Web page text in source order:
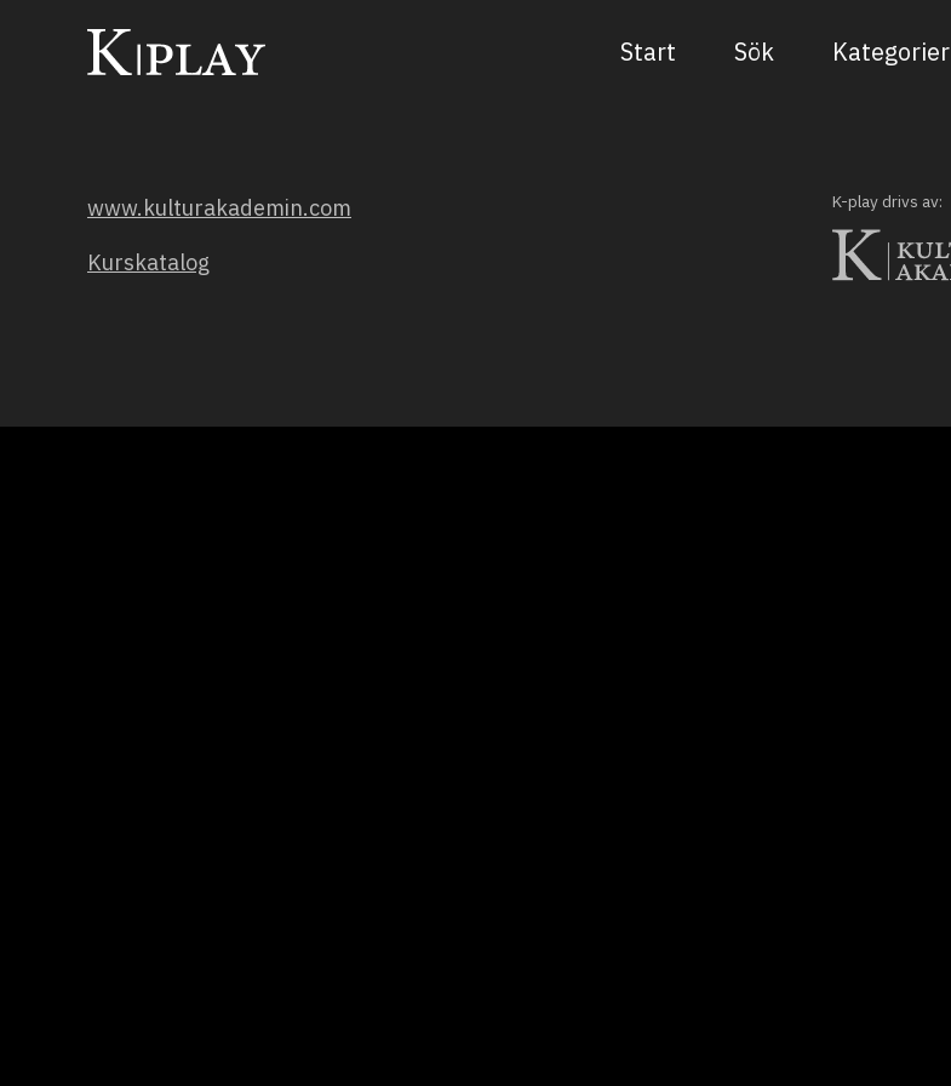
Start Sök Kategorier
Dans
Musik
www.kulturakademin.com
Kurskatalog
K-play drivs av: